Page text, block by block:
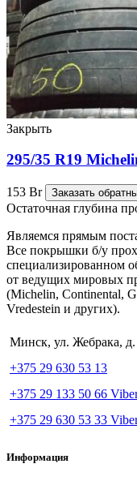
Закрыть
295/35 R19
153 Br Заказать
Остаточная глубина
Являемся прямым
Все покрышки б/у
специализированном
от ведущих мировых
(Michelin, Continental,
Vredestein и других).
Минск, ул. Жебрака, д.
+375 29 630 53 13
+375 29 133 50 66
+375 29 630 53 33
Информация